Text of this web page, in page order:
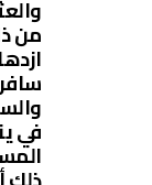
من